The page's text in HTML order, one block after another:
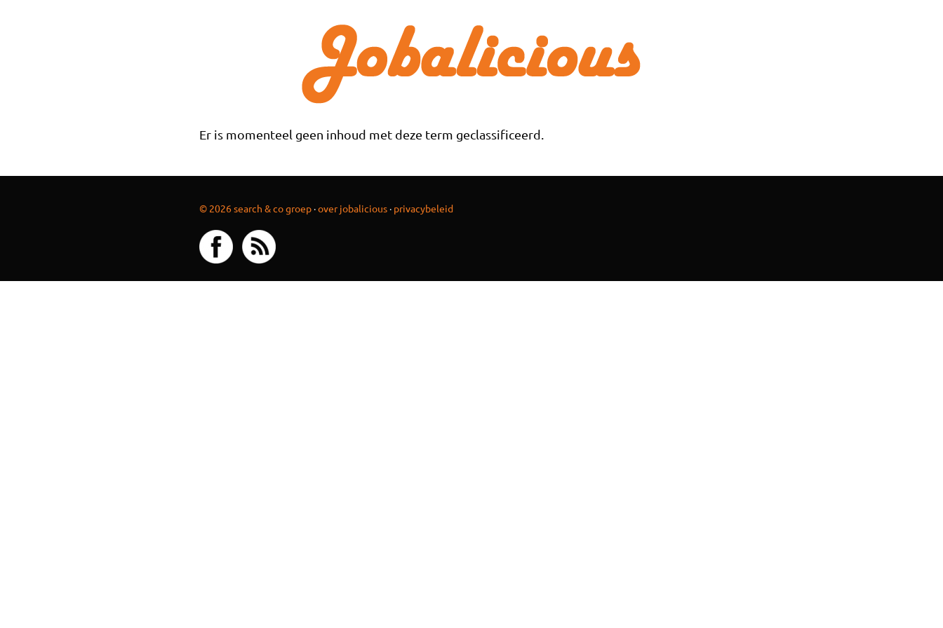
Er is momenteel geen inhoud met deze term geclassificeerd.
© 2026 search & co groep·over jobalicious· privacybeleid